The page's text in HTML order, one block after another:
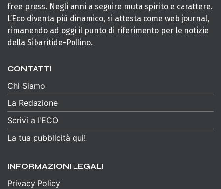
free press. Negli anni a seguire muta spirito e carattere.
L’Eco diventa più dinamico, si attesta come web journal,
rimanendo ad oggi il punto di riferimento per le notizie
della Sibaritide-Pollino.
CONTATTI
Chi Siamo
La Redazione
Scrivi a l'ECO
La tua pubblicità qui!
INFORMAZIONI LEGALI
Privacy Policy